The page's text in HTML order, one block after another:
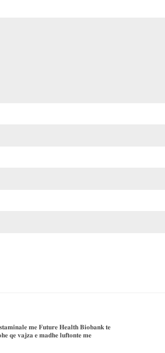
𝐬𝐭𝐚𝐦𝐢𝐧𝐚𝐥𝐞 𝐦𝐞 𝐅𝐮𝐭𝐮𝐫𝐞 𝐇𝐞𝐚𝐥𝐭𝐡 𝐁𝐢𝐨𝐛𝐚𝐧𝐤 𝐭𝐞
𝐪𝐞 𝐯𝐚𝐣𝐳𝐚 𝐞 𝐦𝐚𝐝𝐡𝐞 𝐥𝐮𝐟𝐭𝐨𝐧𝐭𝐞 𝐦𝐞